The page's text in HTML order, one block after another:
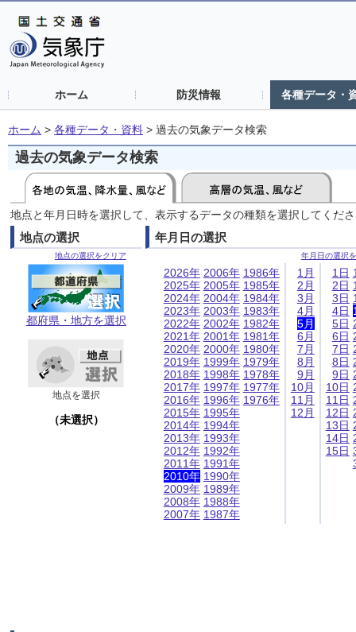
ホーム 防災情報 各種データ・
ホーム > 各種データ・資料 > 過去の気象データ検索
過去の気象データ検索
地点と年月日時を選択して、表示するデータの種類を選択してくだ
地点の選択
地点の選択をクリア
都府県・地方を選択
地点を選択
（未選択）
年月日の選択
年月日の選択
2026年
2025年
2024年
2023年
2022年
2021年
2020年
2019年
2018年
2017年
2016年
2015年
2014年
2013年
2012年
2011年
2010年
2009年
2008年
2007年
2006年
2005年
2004年
2003年
2002年
2001年
2000年
1999年
1998年
1997年
1996年
1995年
1994年
1993年
1992年
1991年
1990年
1989年
1988年
1987年
1986年
1985年
1984年
1983年
1982年
1981年
1980年
1979年
1978年
1977年
1976年
1月
2月
3月
4月
5月
6月
7月
8月
9月
10月
11月
12月
1日
2日
3日
4日
5日
6日
7日
8日
9日
10日
11日
12日
13日
14日
15日